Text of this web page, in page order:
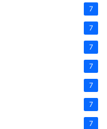
7
7
7
7
7
7
7